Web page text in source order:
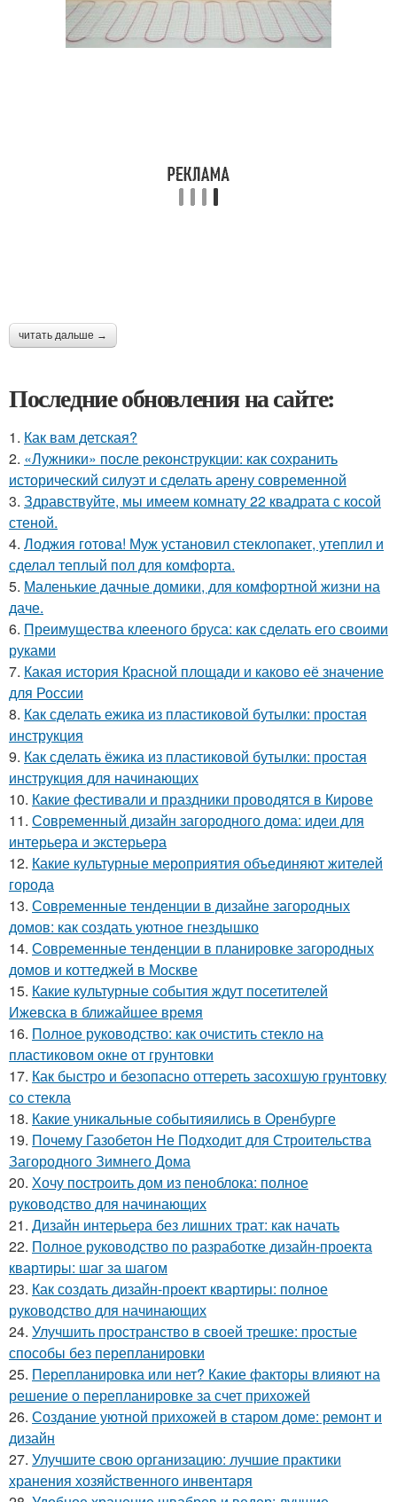
читать дальше →
Последние обновления на сайте:
1. Как вам детская?
2. «Лужники» после реконструкции: как сохранить
исторический силуэт и сделать арену современной
3. Здравствуйте, мы имеем комнату 22 квадрата с косой
стеной.
4. Лоджия готова! Муж установил стеклопакет, утеплил и
сделал теплый пол для комфорта.
5. Маленькие дачные домики, для комфортной жизни на
даче.
6. Преимущества клееного бруса: как сделать его своими
руками
7. Какая история Красной площади и каково её значение
для России
8. Как сделать ежика из пластиковой бутылки: простая
инструкция
9. Как сделать ёжика из пластиковой бутылки: простая
инструкция для начинающих
10. Какие фестивали и праздники проводятся в Кирове
11. Современный дизайн загородного дома: идеи для
интерьера и экстерьера
12. Какие культурные мероприятия объединяют жителей
города
13. Современные тенденции в дизайне загородных
домов: как создать уютное гнездышко
14. Современные тенденции в планировке загородных
домов и коттеджей в Москве
15. Какие культурные события ждут посетителей
Ижевска в ближайшее время
16. Полное руководство: как очистить стекло на
пластиковом окне от грунтовки
17. Как быстро и безопасно оттереть засохшую грунтовку
со стекла
18. Какие уникальные событияились в Оренбурге
19. Почему Газобетон Не Подходит для Строительства
Загородного Зимнего Дома
20. Хочу построить дом из пеноблока: полное
руководство для начинающих
21. Дизайн интерьера без лишних трат: как начать
22. Полное руководство по разработке дизайн-проекта
квартиры: шаг за шагом
23. Как создать дизайн-проект квартиры: полное
руководство для начинающих
24. Улучшить пространство в своей трешке: простые
способы без перепланировки
25. Перепланировка или нет? Какие факторы влияют на
решение о перепланировке за счет прихожей
26. Создание уютной прихожей в старом доме: ремонт и
дизайн
27. Улучшите свою организацию: лучшие практики
хранения хозяйственного инвентаря